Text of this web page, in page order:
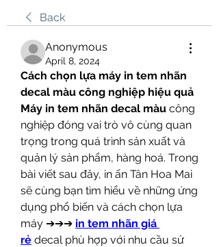
Back
Anonymous
April 8, 2024
Cách chọn lựa máy in tem nhãn
decal màu công nghiệp hiệu quả
Máy in tem nhãn decal màu công
nghiệp đóng vai trò vô cùng quan
trọng trong quá trình sản xuất và
quản lý sản phẩm, hàng hoá. Trong
bài viết sau đây, in ấn Tân Hoa Mai
sẽ cùng bạn tìm hiểu về những ứng
dụng phổ biến và cách chọn lựa
máy ➔➔➔ in tem nhãn giá
rẻ decal phù hợp với nhu cầu sử